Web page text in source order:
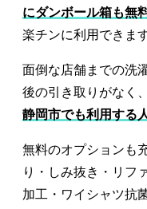
にダンボール箱も無
楽チンに利用できま
面倒な店舗までの洗
後の引き取りがなく、
静岡市でも利用する
無料のオプションも
り・しみ抜き・リフ
加工・ワイシャツ抗